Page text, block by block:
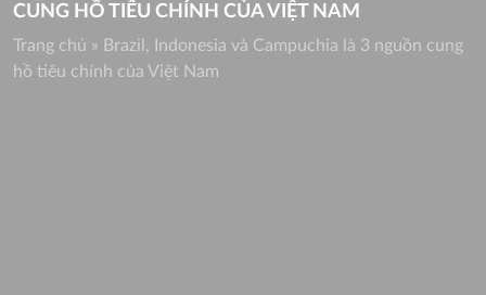
CUNG HỒ TIÊU CHÍNH CỦA VIỆT NAM
Trang chủ » Brazil, Indonesia và Campuchia là 3 nguồn cung
hồ tiêu chính của Việt Nam